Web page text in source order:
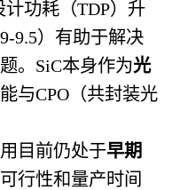
功耗（TDP）升
9-9.5）有助于解决
。SiC本身作为光
与CPO（共封装光
目前仍处于早期
行性和量产时间